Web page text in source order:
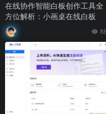
在线协作智能白板创作工具全
方位解析：小画桌在线白板